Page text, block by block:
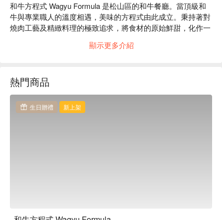
和牛方程式 Wagyu Formula 是松山區的和牛餐廳。當頂級和
牛與專業職人的溫度相遇，美味的方程式由此成立。秉持著對
燒肉工藝及精緻料理的極致追求，將食材的原始鮮甜，化作一
和牛方程式 Wagyu Formula 菜單必點：和牛三明治、和牛咖
和牛方程式 Wagyu Formula 推薦：來自日本滋賀縣的 A5 近江
牛，以「一頭牛料理哲學」為核心， 結合燒肉、鍋物與特色
熟食，打造專屬和牛控的極致饗宴。
和牛方程式 Wagyu Formula 訂位、和牛方程式 Wagyu
顯示更多介紹
熱門商品
生日贈禮 新上架